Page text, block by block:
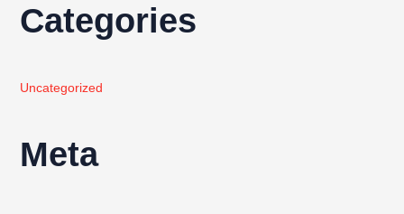
Categories
Uncategorized
Meta